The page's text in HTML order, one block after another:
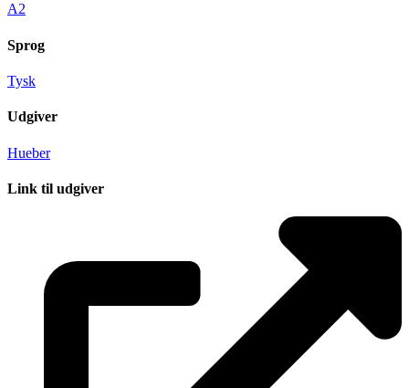
A2
Sprog
Tysk
Udgiver
Hueber
Link til udgiver